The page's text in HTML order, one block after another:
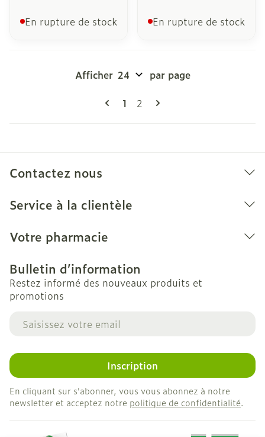
En rupture de stock En rupture de stock
Pages
Vous lisez actuellement la
1 Page
2
Afficher par page
Contactez nous
Service à la clientèle
Votre pharmacie
Bulletin d’information
Restez informé des nouveaux produits et
promotions
Adresse mail
Inscription
En cliquant sur s'abonner, vous vous abonnez à notre
newsletter et acceptez notre politique de confidentialité.